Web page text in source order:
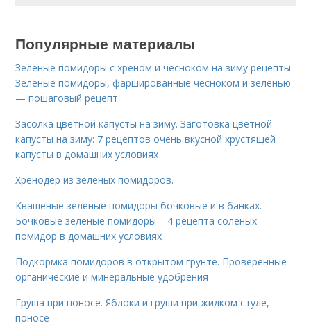
Популярные материалы
Зеленые помидоры с хреном и чесноком на зиму рецепты.
Зеленые помидоры, фаршированные чесноком и зеленью
— пошаговый рецепт
Засолка цветной капусты на зиму. Заготовка цветной
капусты на зиму: 7 рецептов очень вкусной хрустящей
капусты в домашних условиях
Хренодёр из зеленых помидоров.
Квашеные зеленые помидоры бочковые и в банках.
Бочковые зеленые помидоры – 4 рецепта соленых
помидор в домашних условиях
Подкормка помидоров в открытом грунте. Проверенные
органические и минеральные удобрения
Груша при поносе. Яблоки и груши при жидком стуле,
поносе